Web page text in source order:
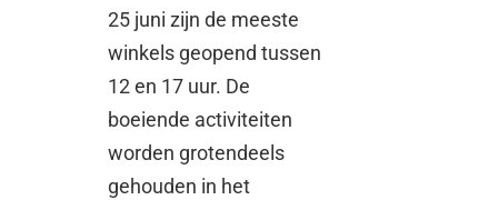
25 juni zijn de meeste
winkels geopend tussen
12 en 17 uur. De
boeiende activiteiten
worden grotendeels
gehouden in het